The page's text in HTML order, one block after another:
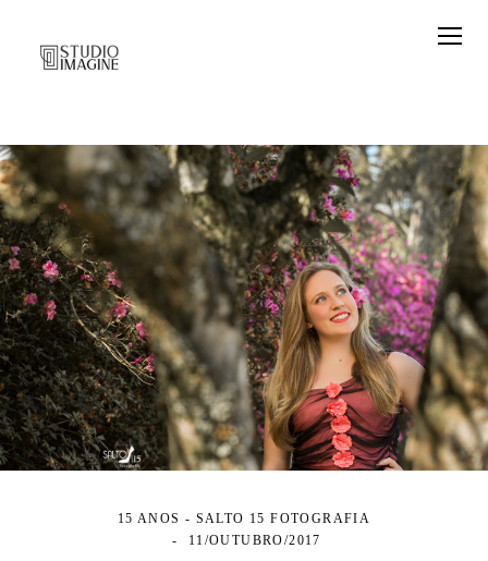
15 ANOS - SALTO 15 FOTOGRAFIA
11/OUTUBRO/2017